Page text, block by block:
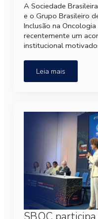
A Sociedade
e o Grupo Brasileiro
Inclusão na
recentemente um
institucional
Leia mais